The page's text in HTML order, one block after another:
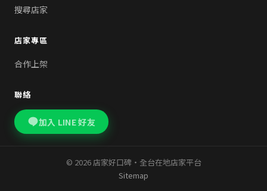
搜尋店家
店家專區
合作上架
聯絡
加入 LINE 好友
© 2026 店家好口碑・全台在地店家平台
Sitemap